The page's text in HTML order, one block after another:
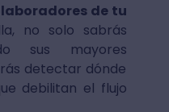
de tu
no solo sabrás
sus mayores
detectar dónde
debilitan el flujo